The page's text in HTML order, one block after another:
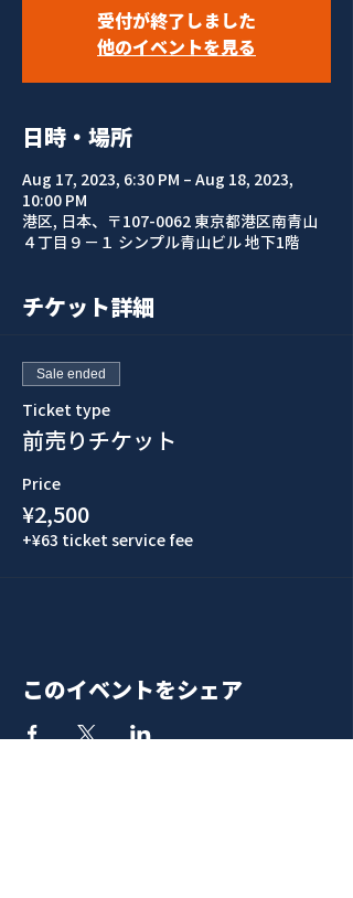
受付が終了しました
他のイベントを見る
日時・場所
Aug 17, 2023, 6:30 PM – Aug 18, 2023,
10:00 PM
港区, 日本、〒107-0062 東京都港区南青山
４丁目９−１ シンプル青山ビル 地下1階
チケット詳細
Sale ended
Ticket type
前売りチケット
Price
¥2,500
+¥63 ticket service fee
このイベントをシェア